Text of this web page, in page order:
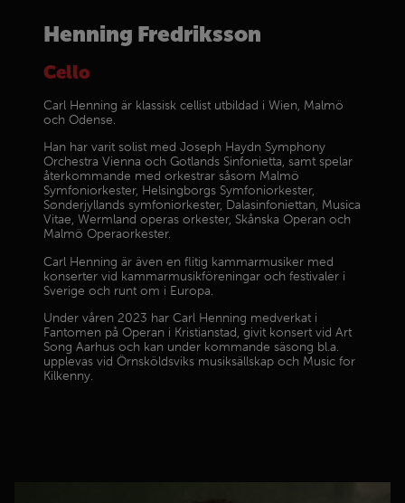
Henning Fredriksson
Cello
Carl Henning är klassisk cellist utbildad i Wien, Malmö
och Odense.
Han har varit solist med Joseph Haydn Symphony
Orchestra Vienna och Gotlands Sinfonietta, samt spelar
återkommande med orkestrar såsom Malmö
Symfoniorkester, Helsingborgs Symfoniorkester,
Sønderjyllands symfoniorkester, Dalasinfoniettan, Musica
Vitae, Wermland operas orkester, Skånska Operan och
Malmö Operaorkester.
Carl Henning är även en flitig kammarmusiker med
konserter vid kammarmusikföreningar och festivaler i
Sverige och runt om i Europa.
Under våren 2023 har Carl Henning medverkat i
Fantomen på Operan i Kristianstad, givit konsert vid Art
Song Aarhus och kan under kommande säsong bl.a.
upplevas vid Örnsköldsviks musiksällskap och Music for
Kilkenny.